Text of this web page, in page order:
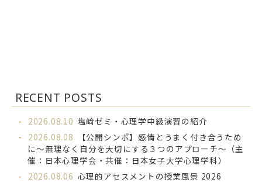
RECENT POSTS
2026.08.10 塩﨑ゼミ・心理学中級演習の紹介
2026.08.08
【公開シンポ】感情とうまく付き合うため
に～無理なく自分を大切にする３つのアプローチ～（主
催：日本心理学会・共催：日本女子大学心理学科）
2026.08.06 心理的アセスメントの授業風景 2026